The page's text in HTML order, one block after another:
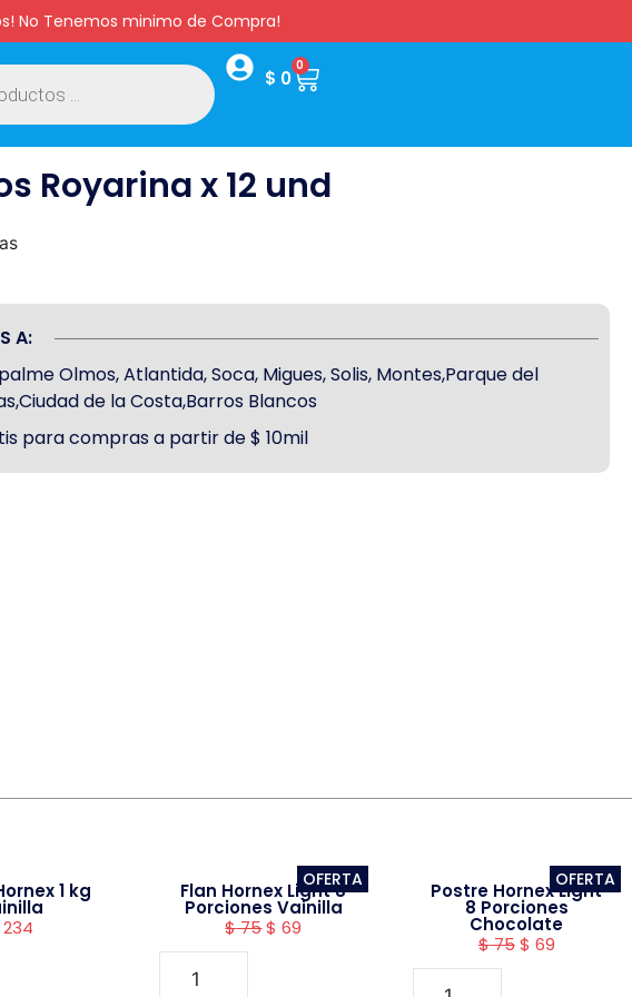
No Tenemos minimo de Compra!
$ 0
0
Royarina x 12 und
A:
Olmos, Atlantida, Soca, Migues, Solis, Montes,Parque del
de la Costa,Barros Blancos
para compras a partir de $ 10mil
1 kg
234
OFERTA
Flan Hornex Light 8
Porciones Vainilla
$75$ 69
OFERTA
Postre Hornex Light
8 Porciones
Chocolate
$75 $ 69